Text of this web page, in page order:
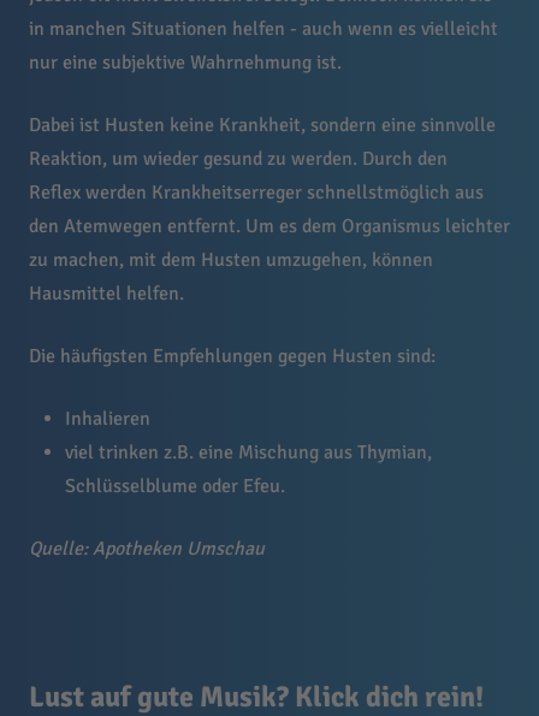
in manchen Situationen helfen - auch wenn es vielleicht
nur eine subjektive Wahrnehmung ist.
Dabei ist Husten keine Krankheit, sondern eine sinnvolle
Reaktion, um wieder gesund zu werden. Durch den
Reflex werden Krankheitserreger schnellstmöglich aus
den Atemwegen entfernt. Um es dem Organismus leichter
zu machen, mit dem Husten umzugehen, können
Hausmittel helfen.
Die häufigsten Empfehlungen gegen Husten sind:
Inhalieren
viel trinken z.B. eine Mischung aus Thymian,
Schlüsselblume oder Efeu.
Quelle: Apotheken Umschau
Lust auf gute Musik? Klick dich rein!